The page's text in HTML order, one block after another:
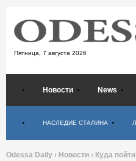
Пятница, 7 августа 2026
Новости News
НАСЛЕДИЕ СТАЛИНА
Odessa Daily › Новости › Куда